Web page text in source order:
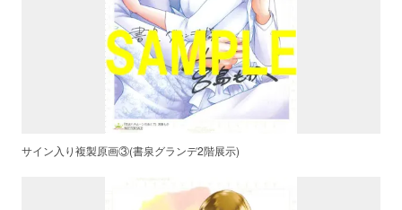
サイン入り複製原画③(書泉グランデ2階展示)